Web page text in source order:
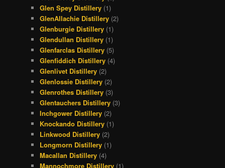
Glen Spey Distillery (1)
GlenAllachie Distillery (2)
Glenburgie Distillery (1)
Glendullan Distillery (1)
Glenfarclas Distillery (5)
Glenfiddich Distillery (4)
Glenlivet Distillery (2)
Glenlossie Distillery (2)
Glenrothes Distillery (3)
Glentauchers Distillery (3)
Inchgower Distillery (2)
Knockando Distillery (1)
Linkwood Distillery (2)
Longmorn Distillery (1)
Macallan Distillery (4)
Mannochmore Distillery (1)